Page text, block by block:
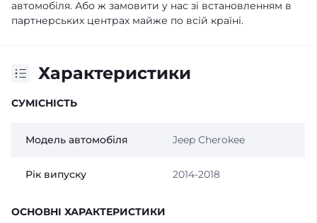
автомобіля. Або ж замовити у нас зі встановленням в
партнерських центрах майже по всій країні.
Характеристики
СУМІСНІСТЬ
Модель автомобіля Jeep Cherokee
Рік випуску 2014-2018
ОСНОВНІ ХАРАКТЕРИСТИКИ